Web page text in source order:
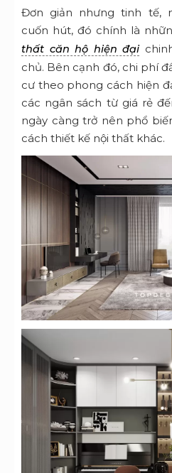
Đơn giản nhưng tinh tế,
cuốn hút, đó chính là
thất căn hộ hiện đại
chủ. Bên cạnh đó, chi phí
cư theo phong cách hiện
các ngân sách từ giá rẻ
ngày càng trở nên phổ
cách thiết kế nội thất khác.